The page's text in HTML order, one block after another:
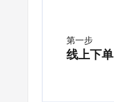
第一步
线上下单